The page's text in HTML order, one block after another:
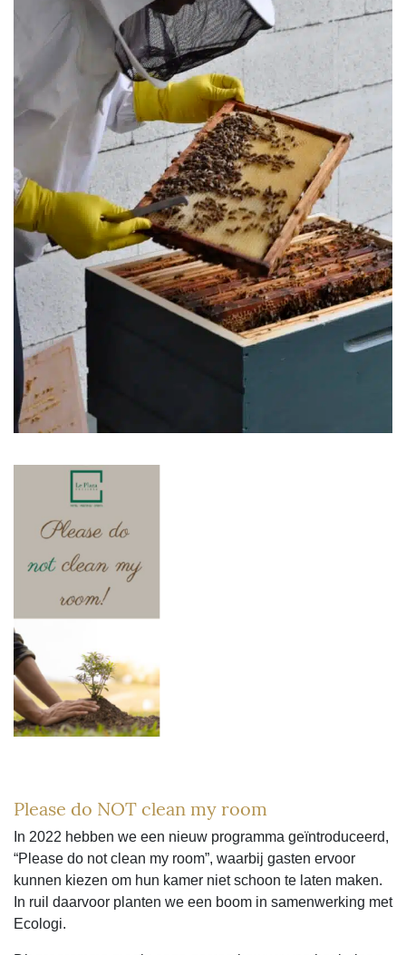
Please do NOT clean my room
In 2022 hebben we een nieuw programma geïntroduceerd,
“Please do not clean my room”, waarbij gasten ervoor
kunnen kiezen om hun kamer niet schoon te laten maken.
In ruil daarvoor planten we een boom in samenwerking met
Ecologi.